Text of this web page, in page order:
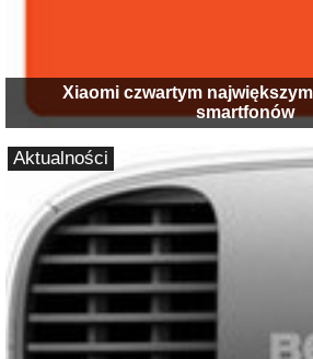
Xiaomi czwartym
smartfonów
Aktualności